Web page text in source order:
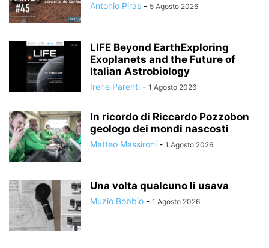
Antonio Piras - 5 Agosto 2026
LIFE Beyond EarthExploring
Exoplanets and the Future of
Italian Astrobiology
Irene Parenti - 1 Agosto 2026
In ricordo di Riccardo Pozzobon
geologo dei mondi nascosti
Matteo Massironi - 1 Agosto 2026
Una volta qualcuno li usava
Muzio Bobbio - 1 Agosto 2026